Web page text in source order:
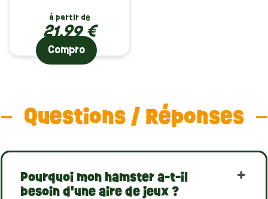
à partir de
21,99 €
Compro
Questions / Réponses
Pourquoi mon hamster a-t-il
besoin d'une aire de jeux ?